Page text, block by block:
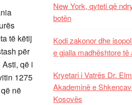
të këtij
për
që i
1275
në
New York, qyteti që
botën
Kodi zakonor dhe
e gjalla madhështore
Kryetari i Vatrës Dr.
Akademinë e
Kosovës